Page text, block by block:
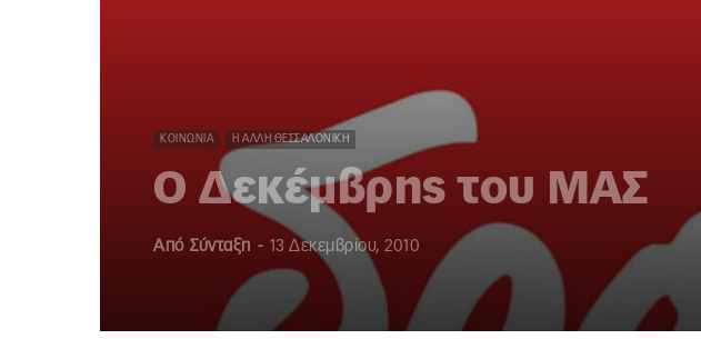
ΚΟΙΝΩΝΊΑ Η ΆΛΛΗ ΘΕΣΣΑΛΟΝΊΚΗ
Ο Δεκέμβρης του ΜΑΣ
Από Σύνταξη - 13 Δεκεμβρίου, 2010